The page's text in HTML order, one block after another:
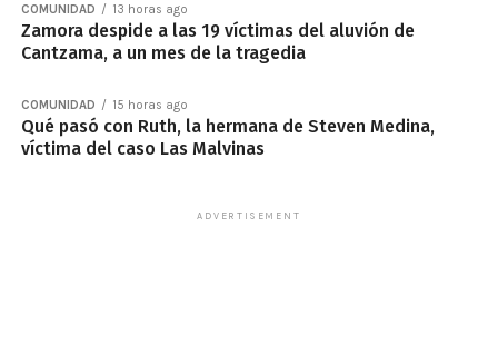
COMUNIDAD 13 horas ago
Zamora despide a las 19 víctimas del aluvión de
Cantzama, a un mes de la tragedia
COMUNIDAD 15 horas ago
Qué pasó con Ruth, la hermana de Steven Medina,
víctima del caso Las Malvinas
ADVERTISEMENT